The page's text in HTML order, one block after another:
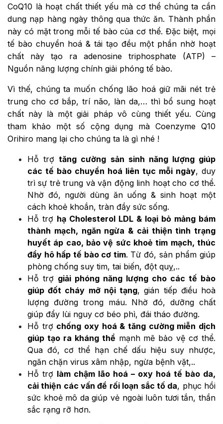
CoQ10 là hoạt chất thiết yếu mà cơ thể chúng ta cần
dung nạp hàng ngày thông qua thức ăn. Thành phần
này có mặt trong mỗi tế bào của cơ thể. Đặc biệt, mọi
tế bào chuyển hoá & tái tạo đều một phần nhờ hoạt
chất này tạo ra adenosine triphosphate (ATP) –
Nguồn năng lượng chính giải phóng tế bào.
Vì thế, chúng ta muốn chống lão hoá giữ mãi nét trẻ
trung cho cơ bắp, trí não, làn da,… thì bổ sung hoạt
chất này là một giải pháp vô cùng thiết yếu. Cùng
tham khảo một số cộng dụng mà Coenzyme Q10
Orihiro mang lại cho chúng ta là gì nhé !
Hỗ trợtăng cường sản sinh năng lượng giúp
các tế bào chuyển hoá liên tục mỗi ngày, duy
trì sự trẻ trung và vận động linh hoạt cho cơ thể.
Nhờ đó, người dùng ăn uống & sinh hoạt một
cách khoẻ khoắn, tràn đầy sức sống.
Hỗ trợ hạ Cholesterol LDL & loại bỏ mảng bám
thành mạch, ngăn ngừa & cải thiện tình trạng
huyết áp cao, bảo vệ sức khoẻ tim mạch, thúc
đẩy hô hấp tế bào cơ tim. Từ đó, sản phẩm giúp
phòng chống suy tim, tai biến, đột quỵ,..
Hỗ trợ giải phóng năng lượng cho các tế bào
giúp đốt cháy mỡ nội tạng, gián tiếp điều hoà
lượng đường trong máu. Nhờ đó, dưỡng chất
giúp đẩy lùi nguy cơ béo phì, đái tháo đường.
Hỗ trợ chống oxy hoá & tăng cường miễn dịch
giúp tạo ra kháng thể mạnh mẽ bảo vệ cơ thể.
Qua đó, cơ thể hạn chế dấu hiệu suy nhược,
ngăn chặn virus xâm nhập, ngừa bệnh vặt,..
Hỗ trợ làm chậm lão hoá – oxy hoá tế bào da,
cải thiện các vấn đề rối loạn sắc tố da, phục hồi
sức khoẻ mô da giúp vẻ ngoài luôn tươi tắn, thần
sắc rạng rỡ hơn.